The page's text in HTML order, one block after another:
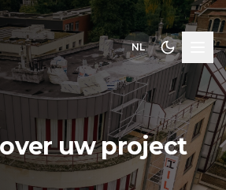
NL
uw project